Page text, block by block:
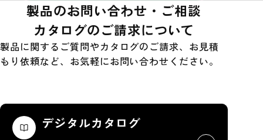
製品のお問い合わせ・ご相談
カタログのご請求について
製品に関するご質問やカタログのご請求、お見積
もり依頼など、お気軽にお問い合わせください。
デジタルカタログ